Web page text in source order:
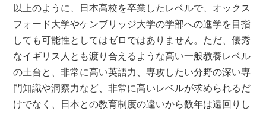
以上のように、日本高校を卒業したレベルで、オックス
フォード大学やケンブリッジ大学の学部への進学を目指
しても可能性としてはゼロではありません。ただ、優秀
なイギリス人とも渡り合えるような高い一般教養レベル
の土台と、非常に高い英語力、専攻したい分野の深い専
門知識や洞察力など、非常に高いレベルが求められるだ
けでなく、日本との教育制度の違いから数年は遠回りし